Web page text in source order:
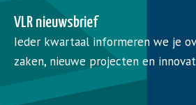
VLR nieuwsbrief
Ieder kwartaal informeren we je
zaken, nieuwe projecten en